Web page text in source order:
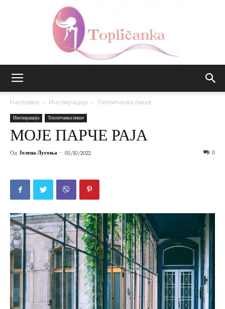
Насловна Инспирација Топличанка пише
Инспирација Топличанка пише
МОЈЕ ПАРЧЕ РАЈА
Од Јелена Лугоња - 05/10/2022 0